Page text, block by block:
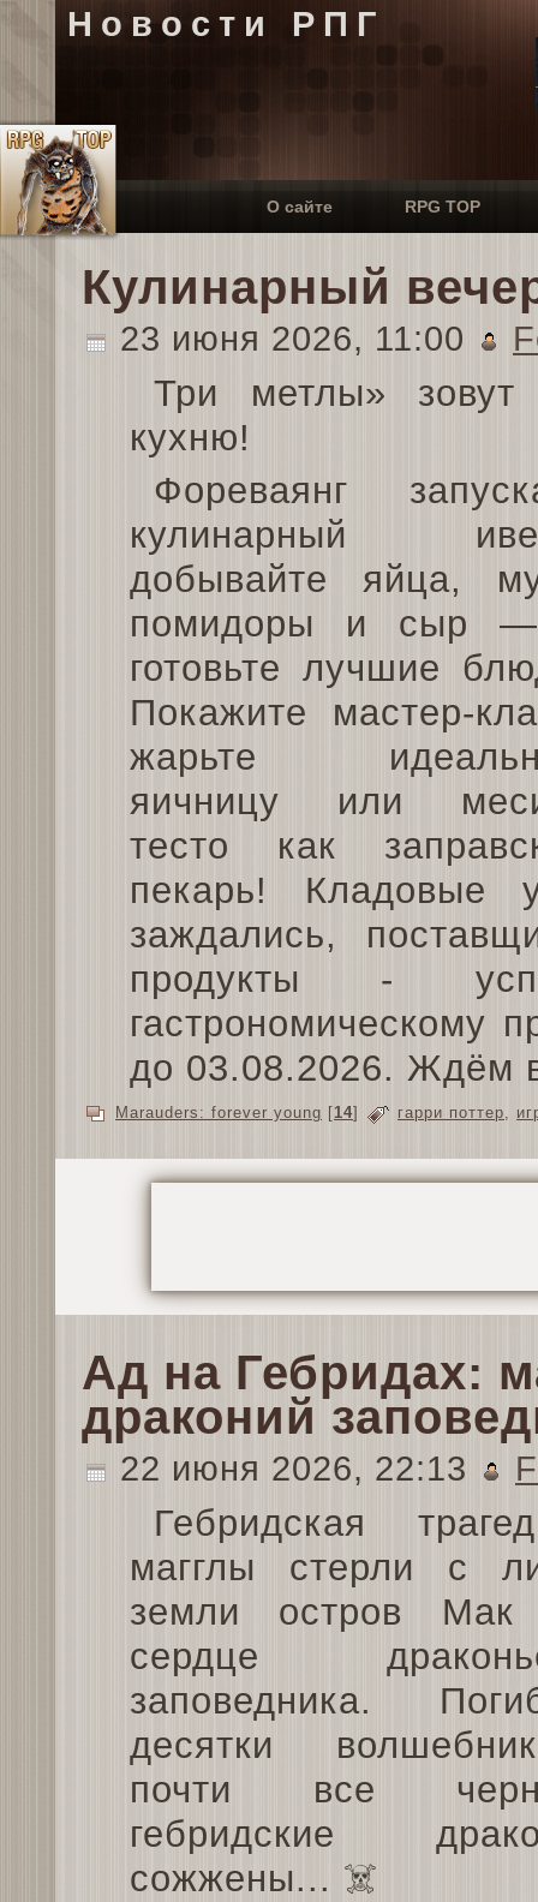
Новости РПГ
О сайте RPG TOP
Кулинарный
23 июня 2026, 11:00
Три метлы» зовут
кухню!
Фореваянг
кулинарный
добывайте яйца,
помидоры и сыр
готовьте лучшие
Покажите мастер-
жарьте
яичницу или
тесто как
пекарь! Кладовые
заждались,
продукты -
гастрономическому
до 03.08.2026. Ждём
Marauders: forever young [14] гарри поттер,
Ад на Гебридах:
драконий
22 июня 2026, 22:13
Гебридская
магглы стерли с
земли остров
сердце
заповедника.
десятки
почти все
гебридские
сожжены... ☠️